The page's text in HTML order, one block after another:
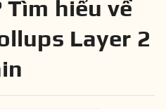
Tìm hiểu về
Layer 2